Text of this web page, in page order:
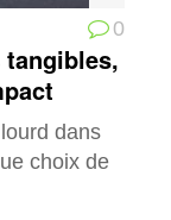
0
tangibles,
dans
choix de